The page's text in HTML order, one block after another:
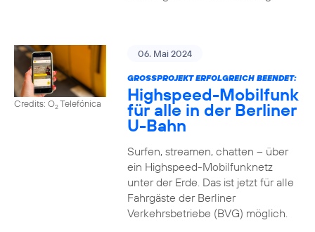
Credits: O2Telefónica
06. Mai 2024
GROSSPROJEKT ERFOLGREICH BEENDET:
Highspeed-Mobilfunk
für alle in der Berliner
U-Bahn
Surfen, streamen, chatten – über
ein Highspeed-Mobilfunknetz
unter der Erde. Das ist jetzt für alle
Fahrgäste der Berliner
Verkehrsbetriebe (BVG) möglich.